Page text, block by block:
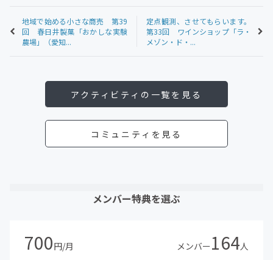
地域で始める小さな商売 第39
回 春日井製菓「おかしな実験
農場」（愛知...
定点観測、させてもらいます。
第33回 ワインショップ「ラ・
メゾン・ド・...
アクティビティの一覧を見る
コミュニティを見る
メンバー特典を選ぶ
700円/月 メンバー164人